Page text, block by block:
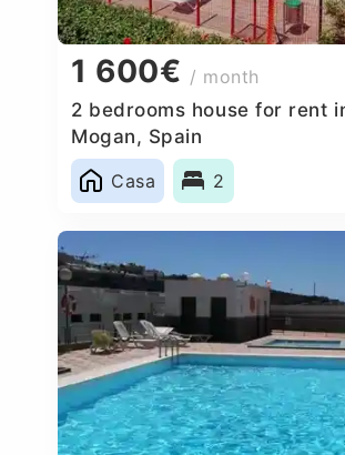
1 600€ / month
2 bedrooms house for rent
Mogan, Spain
Casa
2